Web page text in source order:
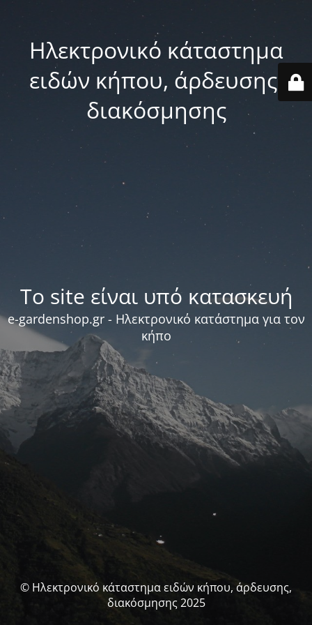
Ηλεκτρονικό κάταστημα
ειδών κήπου, άρδευσης,
διακόσμησης
Το site είναι υπό κατασκευή
e-gardenshop.gr - Ηλεκτρονικό κατάστημα για τον
κήπο
© Ηλεκτρονικό κάταστημα ειδών κήπου, άρδευσης,
διακόσμησης 2025